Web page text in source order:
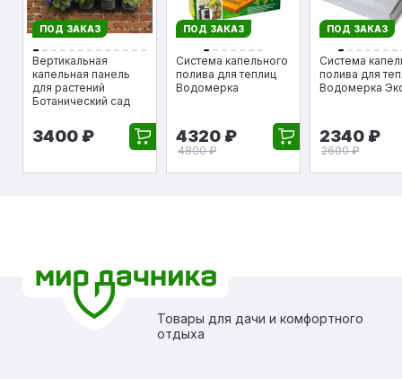
ПОД ЗАКАЗ
Вертикальная
капельная панель
для растений
Ботанический сад
3400 ₽
ПОД ЗАКАЗ
Cистема капельного
полива для теплиц
Водомерка
4320 ₽
4800 ₽
ПОД ЗАКАЗ
Cистема
полива для
Водомерка
2340 ₽
2600 ₽
Товары для дачи и комфортного
отдыха